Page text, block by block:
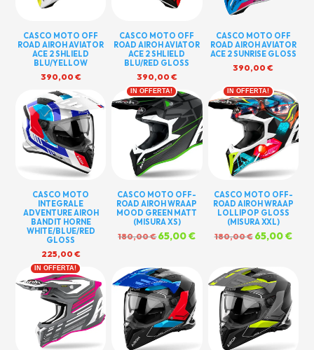
CASCO MOTO OFF
ROAD AIROH AVIATOR
ACE 2 SHLIELD
BLU/YELLOW
390,00 €
CASCO MOTO OFF
ROAD AIROH AVIATOR
ACE 2 SHLIELD
BLU/RED GLOSS
390,00 €
CASCO MOTO OFF
ROAD AIROH AVIATOR
ACE 2 SUNRISE GLOSS
390,00€
CASCO MOTO
INTEGRALE
ADVENTURE AIROH
BANDIT HORNE
WHITE/BLUE/RED
GLOSS
225,00 €
IN OFFERTA!
CASCO MOTO OFF-
ROAD AIROH WRAAP
MOOD GREEN MATT
(MISURA XS)
180,00€Il
era:
180,00 €.
65,00€Il
65,00 €.
IN OFFERTA!
CASCO MOTO OFF-
ROAD AIROH WRAAP
LOLLIPOP GLOSS
(MISURA XXL)
180,00€ Il
era:
180,00 €.
65,00€Il
IN OFFERTA!